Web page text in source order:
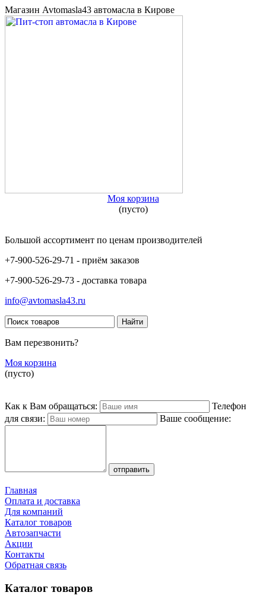
Магазин Avtomasla43 автомасла в Кирове
Моя корзина
(пусто)
Большой ассортимент по ценам производителей
+7-900-526-29-71 - приём заказов
+7-900-526-29-73 - доставка товара
info@avtomasla43.ru
Вам перезвонить?
Моя корзина
(пусто)
Как к Вам обращаться:
Телефон
для связи:
Ваше сообщение:
Главная
Оплата и доставка
Для компаний
Каталог товаров
Автозапчасти
Акции
Контакты
Обратная связь
Каталог товаров